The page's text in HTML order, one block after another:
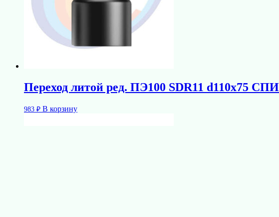
Переход литой ред. ПЭ100 SDR11 d110х75
983 ₽ В корзину